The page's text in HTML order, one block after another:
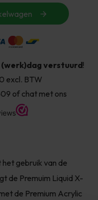
verstuurd!
excl. BTW
of chat met ons
gebruik van de
de Premuim Liquid X-
de Premium Acrylic